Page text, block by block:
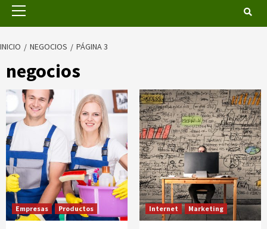
INICIO NEGOCIOS PÁGINA 3
negocios
Empresas Productos Internet Marketing